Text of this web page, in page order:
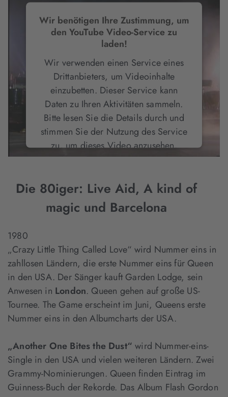
Wir benötigen Ihre Zustimmung, um
den YouTube Video-Service zu
laden!
Wir verwenden einen Service eines
Drittanbieters, um Videoinhalte
einzubetten. Dieser Service kann
Daten zu Ihren Aktivitäten sammeln.
Bitte lesen Sie die Details durch und
stimmen Sie der Nutzung des Service
zu, um dieses Video anzusehen.
Mehr Informationen
Akzeptieren
Die 80iger: Live Aid, A kind of
magic und Barcelona
1980
„Crazy Little Thing Called Love“ wird Nummer eins in
zahllosen Ländern, die erste Nummer eins für Queen
in den USA. Der Sänger kauft Garden Lodge, sein
Anwesen in London. Queen gehen auf große US-
Tournee. The Game erscheint im Juni, Queens erste
Nummer eins in den Albumcharts der USA.
„Another One Bites the Dust“wird Nummer-eins-
Single in den USA und vielen weiteren Ländern. Zwei
Grammy-Nominierungen. Queen finden Eintrag im
Guinness-Buch der Rekorde. Das Album Flash Gordon